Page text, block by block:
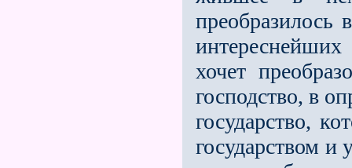
преобразилось
хочет
господство, в
государство,
государством и